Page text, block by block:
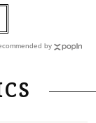
「パール×ゴー
若い＝美しい”と
by